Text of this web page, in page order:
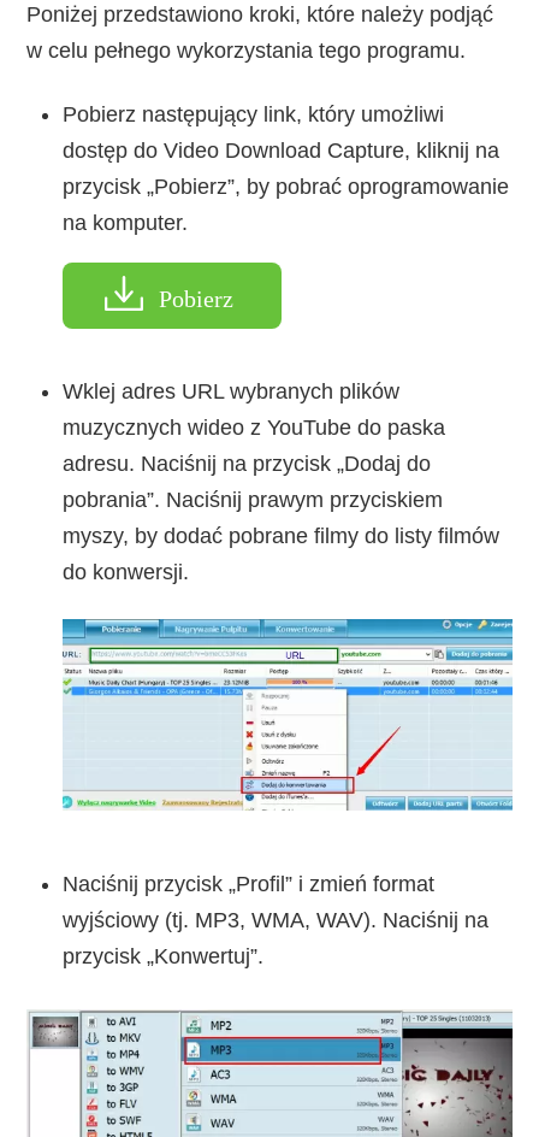
Poniżej przedstawiono kroki, które należy podjąć
w celu pełnego wykorzystania tego programu.
Pobierz następujący link, który umożliwi
dostęp do Video Download Capture, kliknij na
przycisk „Pobierz”, by pobrać oprogramowanie
na komputer.
Pobierz
Wklej adres URL wybranych plików
muzycznych wideo z YouTube do paska
adresu. Naciśnij na przycisk „Dodaj do
pobrania”. Naciśnij prawym przyciskiem
myszy, by dodać pobrane filmy do listy filmów
do konwersji.
Naciśnij przycisk „Profil” i zmień format
wyjściowy (tj. MP3, WMA, WAV). Naciśnij na
przycisk „Konwertuj”.